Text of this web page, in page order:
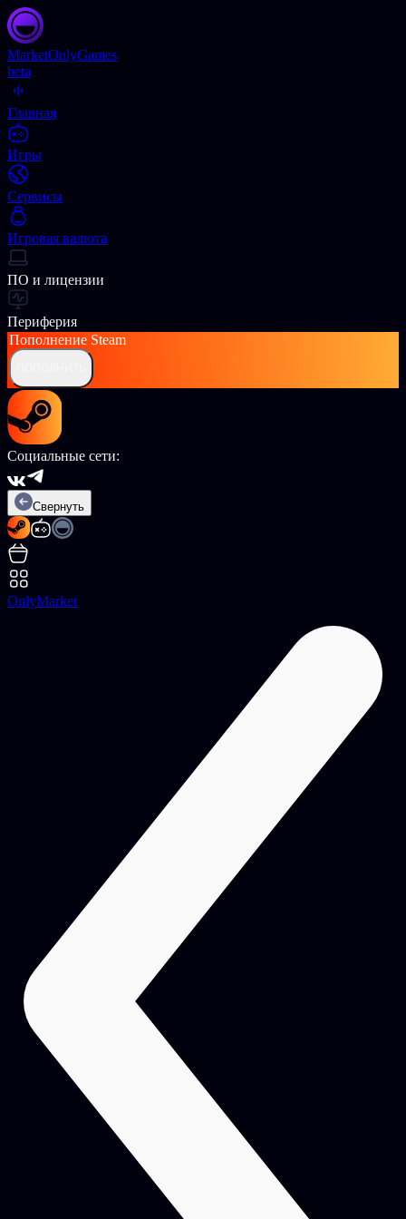
MarketOnlyGames
beta
Главная
Игры
Сервисы
Игровая валюта
ПО и лицензии
Периферия
Пополнение Steam
Социальные сети:
Свернуть
OnlyMarket